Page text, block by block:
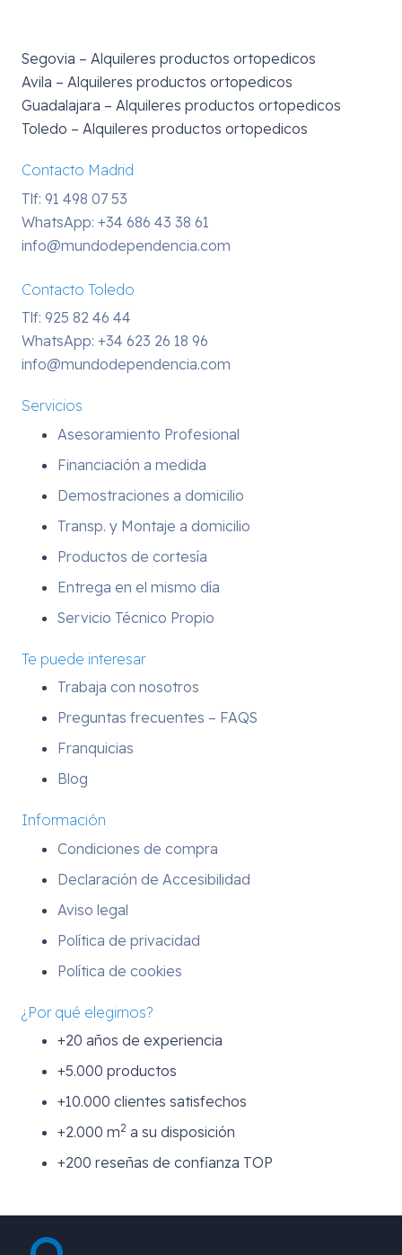
Segovia – Alquileres productos ortopedicos
Avila – Alquileres productos ortopedicos
Guadalajara – Alquileres productos ortopedicos
Toledo – Alquileres productos ortopedicos
Contacto Madrid
Tlf: 91 498 07 53
WhatsApp: +34 686 43 38 61
info@mundodependencia.com
Contacto Toledo
Tlf: 925 82 46 44
WhatsApp: +34 623 26 18 96
info@mundodependencia.com
Servicios
Asesoramiento Profesional
Financiación a medida
Demostraciones a domicilio
Transp. y Montaje a domicilio
Productos de cortesía
Entrega en el mismo día
Servicio Técnico Propio
Te puede interesar
Trabaja con nosotros
Preguntas frecuentes – FAQS
Franquicias
Blog
Información
Condiciones de compra
Declaración de Accesibilidad
Aviso legal
Política de privacidad
Política de cookies
¿Por qué elegirnos?
+20 años de experiencia
+5.000 productos
+10.000 clientes satisfechos
+2.000 m2 a su disposición
+200 reseñas de confianza TOP